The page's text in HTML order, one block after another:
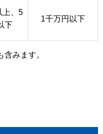
上、5
下
1千万円以下
みます。